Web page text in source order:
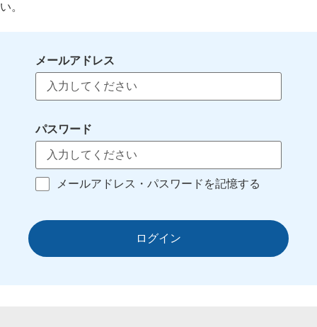
い。
メールアドレス
パスワード
メールアドレス・パスワードを記憶する
ログイン